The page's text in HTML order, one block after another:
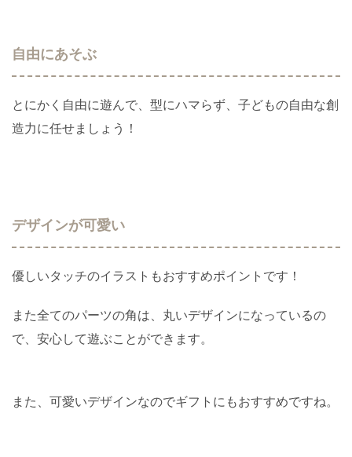
自由にあそぶ
とにかく自由に遊んで、型にハマらず、子どもの自由な創
造力に任せましょう！
デザインが可愛い
優しいタッチのイラストもおすすめポイントです！
また全てのパーツの角は、丸いデザインになっているの
で、安心して遊ぶことができます。
また、可愛いデザインなのでギフトにもおすすめですね。